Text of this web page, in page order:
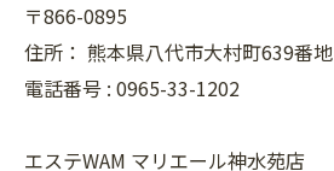
〒866-0895
住所： 熊本県八代市大村町639番地
電話番号 : 0965-33-1202
エステWAM マリエール神水苑店